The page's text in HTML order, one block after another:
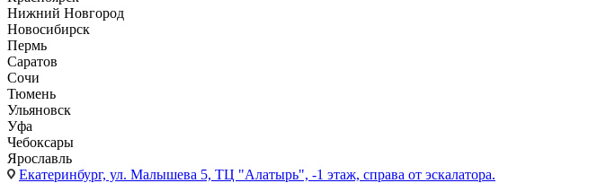
Нижний Новгород
Новосибирск
Пермь
Саратов
Сочи
Тюмень
Ульяновск
Уфа
Чебоксары
Ярославль
Екатеринбург, ул. Малышева 5, ТЦ "Алатырь", -1 этаж, справа от эскалатора.